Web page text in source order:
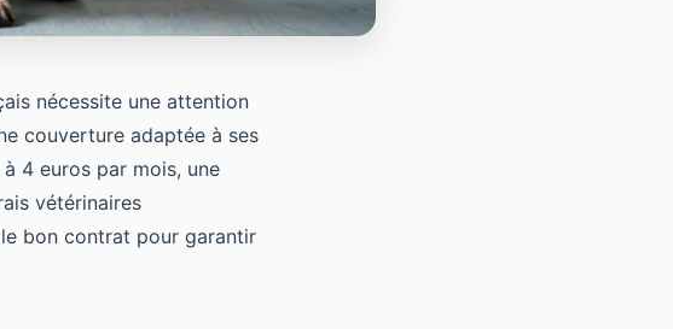
nécessite une attention
couverture adaptée à ses
4 euros par mois, une
vétérinaires
bon contrat pour garantir